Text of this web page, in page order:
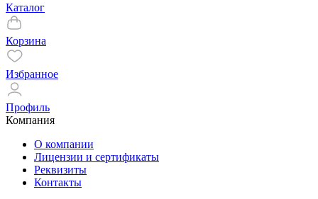
Каталог
Корзина
Избранное
Профиль
Компания
О компании
Лицензии и сертификаты
Реквизиты
Контакты